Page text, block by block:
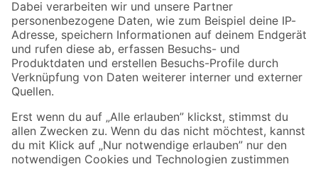
Zahlungsarten Versandarten
Sicher einkaufen
Jetzt die toom-App herunterladen